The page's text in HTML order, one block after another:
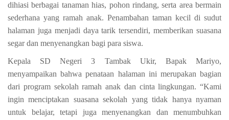
dihiasi berbagai tanaman hias, pohon rindang, serta area bermain
sederhana yang ramah anak. Penambahan taman kecil di sudut
halaman juga menjadi daya tarik tersendiri, memberikan suasana
segar dan menyenangkan bagi para siswa.
Kepala SD Negeri 3 Tambak Ukir, Bapak Mariyo,
menyampaikan bahwa penataan halaman ini merupakan bagian
dari program sekolah ramah anak dan cinta lingkungan. “Kami
ingin menciptakan suasana sekolah yang tidak hanya nyaman
untuk belajar, tetapi juga menyenangkan dan menumbuhkan